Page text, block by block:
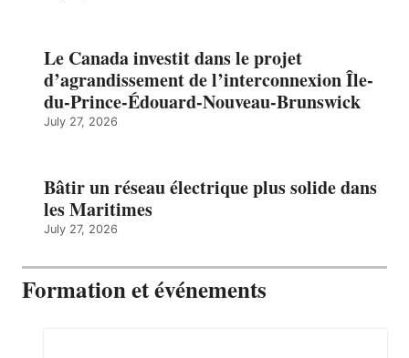
Le Canada investit dans le projet
d’agrandissement de l’interconnexion Île-
du-Prince-Édouard-Nouveau-Brunswick
July 27, 2026
Bâtir un réseau électrique plus solide dans
les Maritimes
July 27, 2026
Formation et événements